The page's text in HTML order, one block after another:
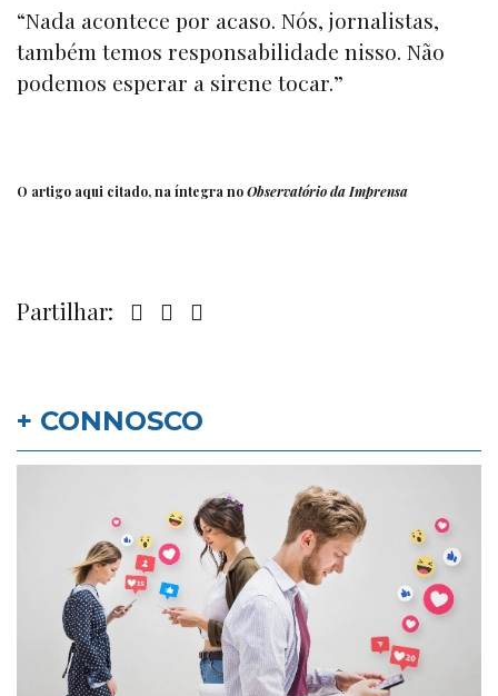
“Nada acontece por acaso. Nós, jornalistas,
também temos responsabilidade nisso. Não
podemos esperar a sirene tocar.”
O artigo aqui citado, na íntegra noObservatório da Imprensa
Partilhar:
+ CONNOSCO